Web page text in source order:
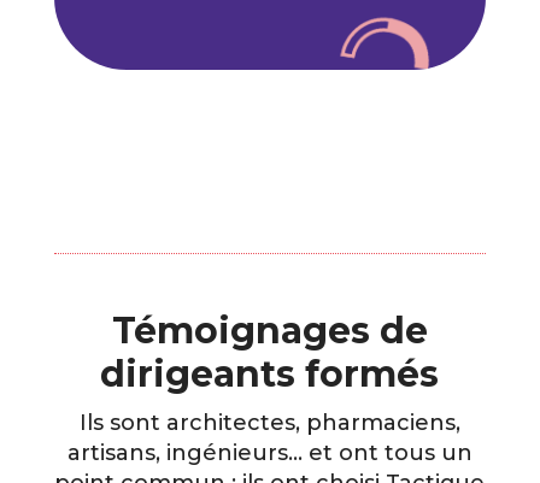
Témoignages de
dirigeants formés
Ils sont architectes, pharmaciens,
artisans, ingénieurs… et ont tous un